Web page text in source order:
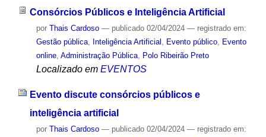
Consórcios Públicos e Inteligência Artificial
por Thais Cardoso — publicado02/04/2024 — registrado em:
Gestão pública, Inteligência Artificial Evento público,
Evento
online, Administração Pública, Polo Ribeirão Preto
Localizado em EVENTOS
Evento discute consórcios públicos e
inteligência artificial
por Thais Cardoso — publicado02/04/2024 — registrado em: